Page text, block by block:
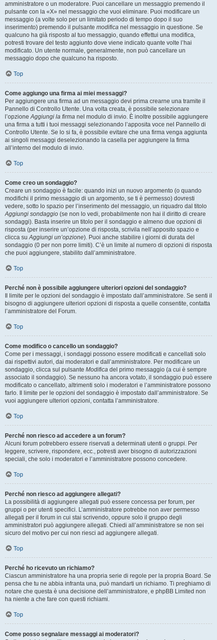
amministratore o un moderatore. Puoi cancellare un messaggio premendo il
pulsante con la «X» nel messaggio che vuoi eliminare. Puoi modificare un
messaggio (a volte solo per un limitato periodo di tempo dopo il suo
inserimento) premendo il pulsante modifica nel messaggio in questione. Se
qualcuno ha già risposto al tuo messaggio, quando effettui una modifica,
potresti trovare del testo aggiunto dove viene indicato quante volte l’hai
modificato. Un utente normale, generalmente, non può cancellare un
messaggio dopo che qualcuno ha risposto.
Top
Come aggiungo una firma ai miei messaggi?
Per aggiungere una firma ad un messaggio devi prima crearne una tramite il
Pannello di Controllo Utente. Una volta creata, è possibile selezionare
l’opzioneAggiungi la firma nel modulo di invio. È inoltre possibile aggiungere
una firma a tutti i tuoi messaggi selezionando l’apposita voce nel Pannello di
Controllo Utente. Se lo si fa, è possibile evitare che una firma venga aggiunta
ai singoli messaggi deselezionando la casella per aggiungere la firma
all’interno del modulo di invio.
Top
Come creo un sondaggio?
Creare un sondaggio è facile: quando inizi un nuovo argomento (o quando
modifichi il primo messaggio di un argomento, se ti è permesso) dovresti
vedere, sotto lo spazio per l’inserimento del messaggio, un riquadro dal titolo
Aggiungi sondaggio (se non lo vedi, probabilmente non hai il diritto di creare
sondaggi). Basta inserire un titolo per il sondaggio e almeno due opzioni di
risposta (per inserire un’opzione di risposta, scrivila nell’apposito spazio e
clicca suAggiungi un’opzione). Puoi anche stabilire i giorni di durata del
sondaggio (0 per non porre limiti). C’è un limite al numero di opzioni di risposta
che puoi aggiungere, stabilito dall’amministratore.
Top
Perché non è possibile aggiungere ulteriori opzioni del sondaggio?
Il limite per le opzioni del sondaggio è impostato dall’amministratore. Se senti il
bisogno di aggiungere ulteriori opzioni di risposta a quelle consentite, contatta
l’amministratore del Forum.
Top
Come modifico o cancello un sondaggio?
Come per i messaggi, i sondaggi possono essere modificati e cancellati solo
dai rispettivi autori, dai moderatori e dall’amministratore. Per modificare un
sondaggio, clicca sul pulsante Modifica del primo messaggio (a cui è sempre
associato il sondaggio). Se nessuno ha ancora votato, il sondaggio può essere
modificato o cancellato, altrimenti solo i moderatori e l’amministratore possono
farlo. Il limite per le opzioni del sondaggio è impostato dall’amministratore. Se
vuoi aggiungere ulteriori opzioni, contatta l’amministratore.
Top
Perché non riesco ad accedere a un forum?
Alcuni forum potrebbero essere riservati a determinati utenti o gruppi. Per
leggere, scrivere, rispondere, ecc., potresti aver bisogno di autorizzazioni
speciali, che solo i moderatori e l’amministratore possono concedere.
Top
Perché non riesco ad aggiungere allegati?
La possibilità di aggiungere allegati può essere concessa per forum, per
gruppi o per utenti specifici. L’amministratore potrebbe non aver permesso
allegati per il forum in cui stai scrivendo, oppure solo il gruppo degli
amministratori può aggiungere allegati. Chiedi all’amministratore se non sei
sicuro del motivo per cui non riesci ad aggiungere allegati.
Top
Perché ho ricevuto un richiamo?
Ciascun amministratore ha una propria serie di regole per la propria Board. Se
pensa che tu ne abbia infranta una, può mandarti un richiamo. Ti preghiamo di
notare che questa è una decisione dell’amministratore, e phpBB Limited non
ha niente a che fare con questi richiami.
Top
Come posso segnalare messaggi ai moderatori?